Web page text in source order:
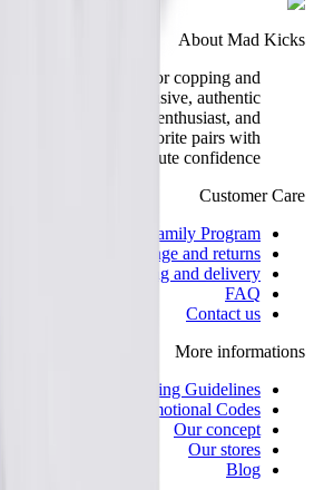
About Mad Kicks
one MEA platform for copping and
sneakers and exclusive, authentic
is to give every fan, enthusiast, and
to snag their favorite pairs with
absolute confidence.
Customer Care
Mad Kicks Family Program
Exchange and returns
Shipping and delivery
FAQ
Contact us
More informations
Selling Guidelines
Our Promotional Codes
Our concept
Our stores
Blog